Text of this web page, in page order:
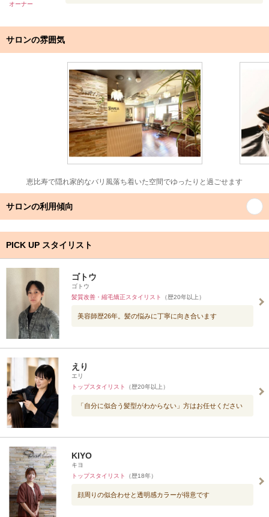
オーナー
サロンの雰囲気
恵比寿で隠れ家的なバリ風落ち着いた空間でゆったりと過ごせます
サロンの利用傾向
PICK UP スタイリスト
ゴトウ
ゴトウ
髪質改善・縮毛矯正スタイリスト
（歴20年以上）
美容師歴26年。髪の悩みに丁寧に向き合います
えり
エリ
トップスタイリスト
（歴20年以上）
「自分に似合う髪型がわからない」方はお任せください
KIYO
キヨ
トップスタイリスト
（歴18年）
顔周りの似合わせと透明感カラーが得意です